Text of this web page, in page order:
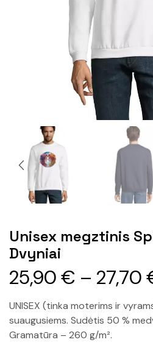
Unisex megztinis
Dvyniai
25,90€ – 27,70
UNISEX (tinka moterims ir
suaugusiems. Sudėtis 50 %
Gramatūra – 260 g/m².